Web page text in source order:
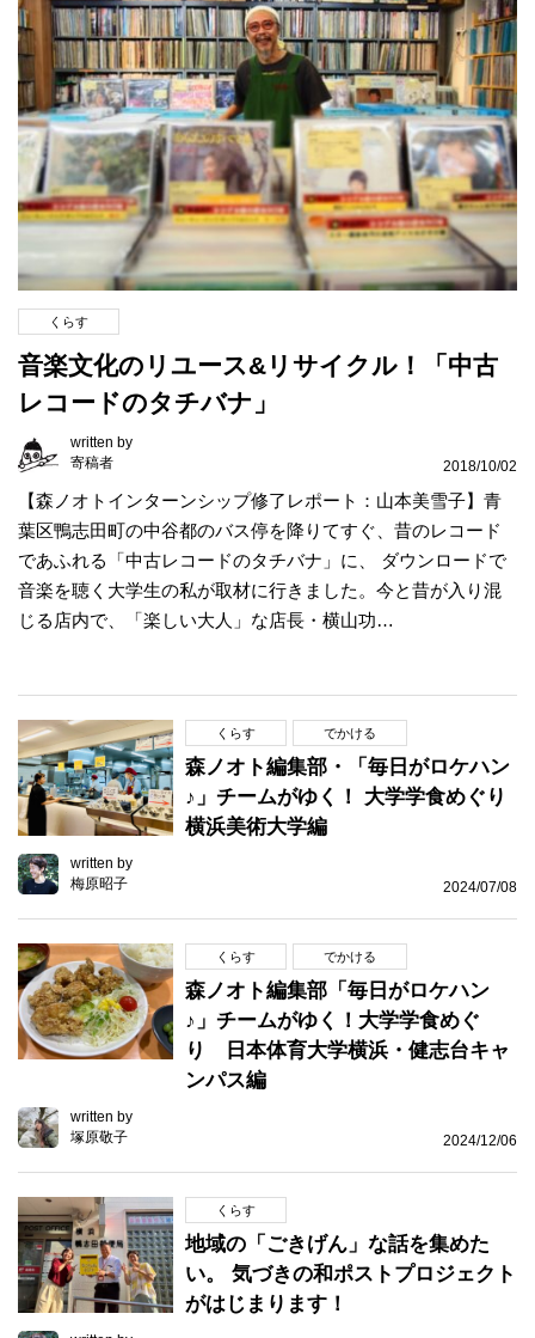
くらす
音楽文化のリユース&リサイクル！「中古
レコードのタチバナ」
written by
寄稿者
2018/10/02
【森ノオトインターンシップ修了レポート：山本美雪子】青
葉区鴨志田町の中谷都のバス停を降りてすぐ、昔のレコード
であふれる「中古レコードのタチバナ」に、 ダウンロードで
音楽を聴く大学生の私が取材に行きました。今と昔が入り混
じる店内で、「楽しい大人」な店長・横山功…
くらす でかける
森ノオト編集部・「毎日がロケハン
♪」チームがゆく！ 大学学食めぐり
横浜美術大学編
written by
梅原昭子
2024/07/08
くらす でかける
森ノオト編集部「毎日がロケハン
♪」チームがゆく！大学学食めぐ
り 日本体育大学横浜・健志台キャ
ンパス編
written by
塚原敬子
2024/12/06
くらす
地域の「ごきげん」な話を集めた
い。 気づきの和ポストプロジェクト
がはじまります！